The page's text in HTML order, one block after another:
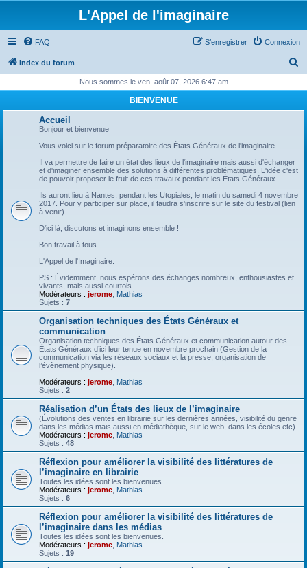
L'Appel de l'imaginaire
FAQ Connexion
S’enregistrer
Index du forum
h
Nous sommes le ven. août 07, 2026 6:47 am
BIENVENUE
Accueil
Bonjour et bienvenue
Vous voici sur le forum préparatoire des États Généraux de l'imaginaire.
Il va permettre de faire un état des lieux de l'imaginaire mais aussi d'échanger
et d'imaginer ensemble des solutions à différentes problématiques. L'idée c'est
de pouvoir proposer le fruit de ces travaux pendant les États Généraux.
Ils auront lieu à Nantes, pendant les Utopiales, le matin du samedi 4 novembre
2017. Pour y participer sur place, il faudra s'inscrire sur le site du festival (lien
à venir).
D'ici là, discutons et imaginons ensemble !
Bon travail à tous.
L'Appel de l'Imaginaire.
PS : Évidemment, nous espérons des échanges nombreux, enthousiastes et
vivants, mais aussi courtois...
Modérateurs : jerome Mathias
Sujets : 7
Organisation techniques des États Généraux et
communication
Organisation techniques des États Généraux et communication autour des
États Généraux d’ici leur tenue en novembre prochain (Gestion de la
communication via les réseaux sociaux et la presse, organisation de
l’évènement physique).
Modérateurs : jerome Mathias
Sujets : 2
Réalisation d’un États des lieux de l’imaginaire
(Évolutions des ventes en librairie sur les dernières années, visibilité du genre
dans les médias mais aussi en médiathèque, sur le web, dans les écoles etc).
Modérateurs : jerome Mathias
Sujets : 48
Réflexion pour améliorer la visibilité des littératures de
l’imaginaire en librairie
Toutes les idées sont les bienvenues.
Modérateurs : jerome Mathias
Sujets : 6
Réflexion pour améliorer la visibilité des littératures de
l’imaginaire dans les médias
Toutes les idées sont les bienvenues.
Modérateurs : jerome Mathias
Sujets : 19